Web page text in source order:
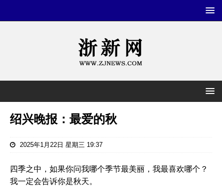
绍兴晚报：最爱的秋
2025年1月22日 星期三 19:37
四季之中，如果你问我哪个季节最美丽，我最喜欢哪个？
我一定会告诉你是秋天。